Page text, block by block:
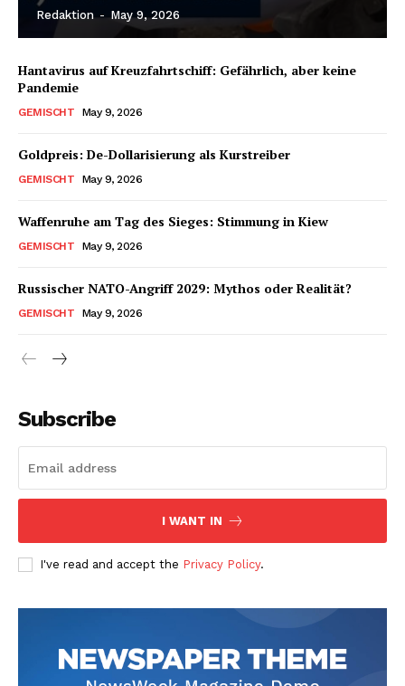
Redaktion - May 9, 2026
Hantavirus auf Kreuzfahrtschiff: Gefährlich, aber keine
Pandemie
GEMISCHT May 9, 2026
Goldpreis: De-Dollarisierung als Kurstreiber
GEMISCHT May 9, 2026
Waffenruhe am Tag des Sieges: Stimmung in Kiew
GEMISCHT May 9, 2026
Russischer NATO-Angriff 2029: Mythos oder Realität?
GEMISCHT May 9, 2026
Subscribe
I WANT IN
I've read and accept the Privacy Policy.